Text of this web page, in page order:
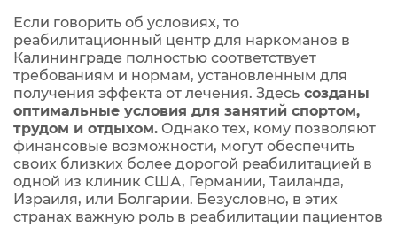
Если говорить об условиях, то
реабилитационный центр для наркоманов в
Калининграде полностью соответствует
требованиям и нормам, установленным для
получения эффекта от лечения. Здесь созданы
оптимальные условия для занятий спортом,
трудом и отдыхом. Однако тех, кому позволяют
финансовые возможности, могут обеспечить
своих близких более дорогой реабилитацией в
одной из клиник США, Германии, Таиланда,
Израиля, или Болгарии. Безусловно, в этих
странах важную роль в реабилитации пациентов